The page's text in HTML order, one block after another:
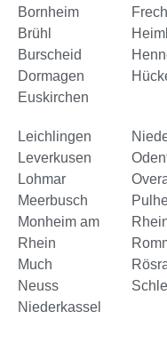
Bornheim
Brühl
Burscheid
Dormagen
Euskirchen
Leichlingen
Leverkusen
Lohmar
Meerbusch
Monheim am
Rhein
Much
Neuss
Niederkassel